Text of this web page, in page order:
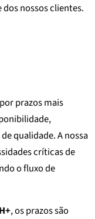
nossos clientes.
prazos mais
qualidade. A nossa
críticas de
o fluxo de
, os prazos são